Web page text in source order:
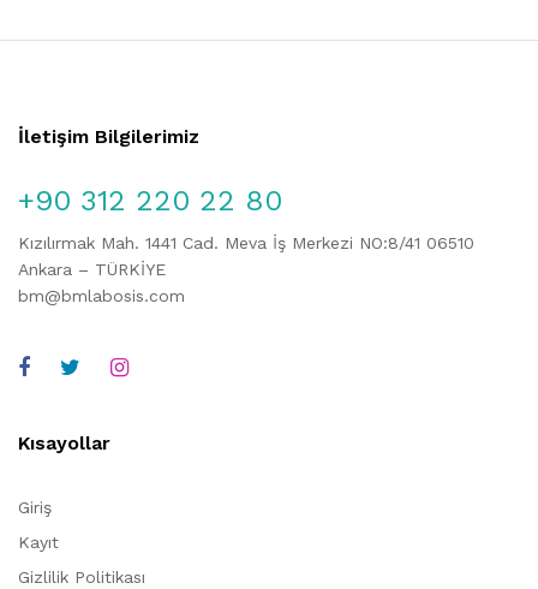
İletişim Bilgilerimiz
+90 312 220 22 80
Kızılırmak Mah. 1441 Cad. Meva İş Merkezi NO:8/41 06510
Ankara – TÜRKİYE
bm@bmlabosis.com
Kısayollar
Giriş
Kayıt
Gizlilik Politikası